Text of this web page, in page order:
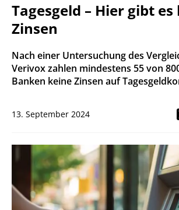
Tagesgeld – Hier gibt
Zinsen
Nach einer Untersuchung des
Verivox zahlen mindestens 55 von
Banken keine Zinsen auf
13. September 2024